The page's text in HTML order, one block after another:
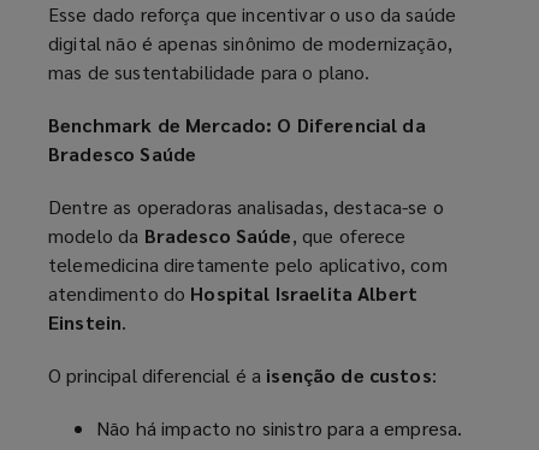
Esse dado reforça que incentivar o uso da saúde
digital não é apenas sinônimo de modernização,
mas de sustentabilidade para o plano.
Benchmark de Mercado: O Diferencial da
Bradesco Saúde
Dentre as operadoras analisadas, destaca-se o
modelo da Bradesco Saúde, que oferece
telemedicina diretamente pelo aplicativo, com
atendimento do Hospital Israelita Albert
Einstein.
O principal diferencial é a isenção de custos:
Não há impacto no sinistro para a empresa.